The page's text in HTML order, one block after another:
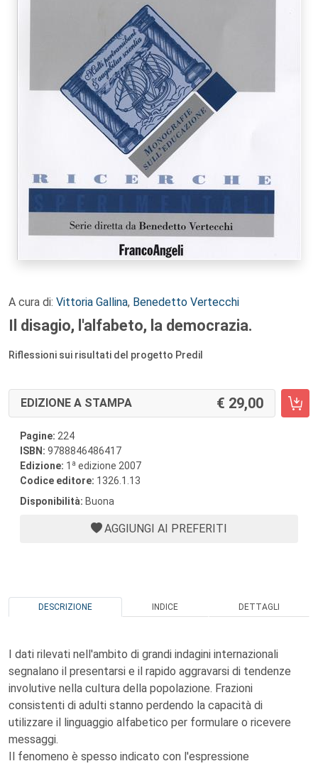
A cura di: Vittoria Gallina, Benedetto Vertecchi
Il disagio, l'alfabeto, la democrazia.
Riflessioni sui risultati del progetto Predil
EDIZIONE A STAMPA 29,00
Pagine: 224
ISBN: 9788846486417
Edizione: 1 a edizione 2007
Codice editore: 1326.1.13
Disponibilità: Buona
AGGIUNGI AI PREFERITI
DESCRIZIONE INDICE DETTAGLI
I dati rilevati nell'ambito di grandi indagini internazionali
segnalano il presentarsi e il rapido aggravarsi di tendenze
involutive nella cultura della popolazione. Frazioni
consistenti di adulti stanno perdendo la capacità di
utilizzare il linguaggio alfabetico per formulare o ricevere
messaggi.
Il fenomeno è spesso indicato con l'espressione